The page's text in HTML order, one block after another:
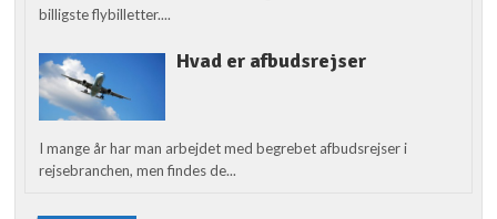
billigste flybilletter....
Hvad er afbudsrejser
I mange år har man arbejdet med begrebet afbudsrejser i
rejsebranchen, men findes de...